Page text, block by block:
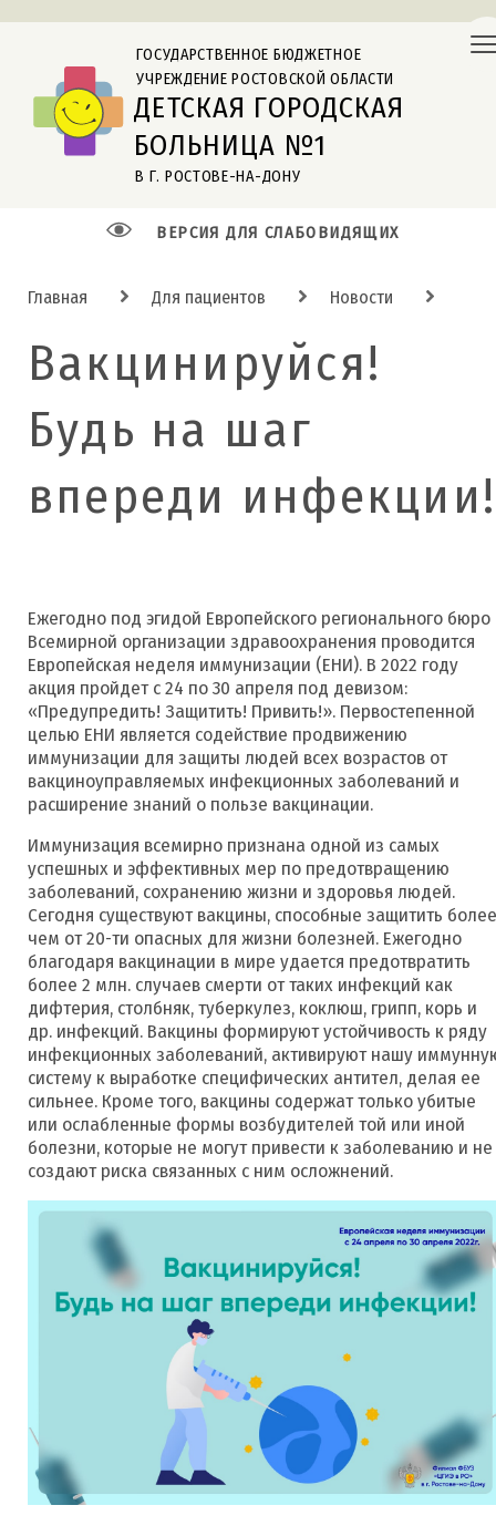
ДЕТСКАЯ ГОРОДСКАЯ
В Г. РОСТОВЕ-НА-ДОНУ
ГОСУДАРСТВЕННОЕ БЮДЖЕТНОЕ
УЧРЕЖДЕНИЕ РОСТОВСКОЙ ОБЛАСТИ
БОЛЬНИЦА №1
ВЕРСИЯ ДЛЯ СЛАБОВИДЯЩИХ
Главная Для пациентов Новости
Вакцинируйся!
Будь на шаг
впереди инфекции!
Ежегодно под эгидой Европейского регионального бюро
Всемирной организации здравоохранения проводится
Европейская неделя иммунизации (ЕНИ). В 2022 году
акция пройдет с 24 по 30 апреля под девизом:
«Предупредить! Защитить! Привить!». Первостепенной
целью ЕНИ является содействие продвижению
иммунизации для защиты людей всех возрастов от
вакциноуправляемых инфекционных заболеваний и
расширение знаний о пользе вакцинации.
Иммунизация всемирно признана одной из самых
успешных и эффективных мер по предотвращению
заболеваний, сохранению жизни и здоровья людей.
Сегодня существуют вакцины, способные защитить более
чем от 20-ти опасных для жизни болезней. Ежегодно
благодаря вакцинации в мире удается предотвратить
более 2 млн. случаев смерти от таких инфекций как
дифтерия, столбняк, туберкулез, коклюш, грипп, корь и
др. инфекций. Вакцины формируют устойчивость к ряду
инфекционных заболеваний, активируют нашу
систему к выработке специфических антител, делая ее
сильнее. Кроме того, вакцины содержат только убитые
или ослабленные формы возбудителей той или иной
болезни, которые не могут привести к заболеванию и не
создают риска связанных с ним осложнений.